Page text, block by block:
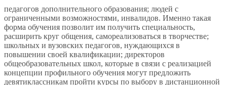
педагогов дополнительного образования; людей с
ограниченными возможностями, инвалидов. Именно такая
форма обучения позволит им получить специальность,
расширить круг общения, самореализоваться в творчестве;
школьных и вузовских педагогов, нуждающихся в
повышении своей квалификации; директоров
общеобразовательных школ, которые в связи с реализацией
концепции профильного обучения могут предложить
девятиклассникам пройти курсы по выбору в дистанционной